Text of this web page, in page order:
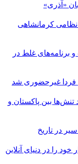
کرمانشاهی
برنامه‌های غلط در
فردا غیرحضوری شد
تنش‌ها بین پاکستان و
در تاریخ
را در دنیای آنلاین